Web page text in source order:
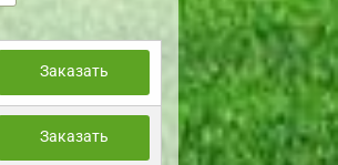
Заказать
Заказать